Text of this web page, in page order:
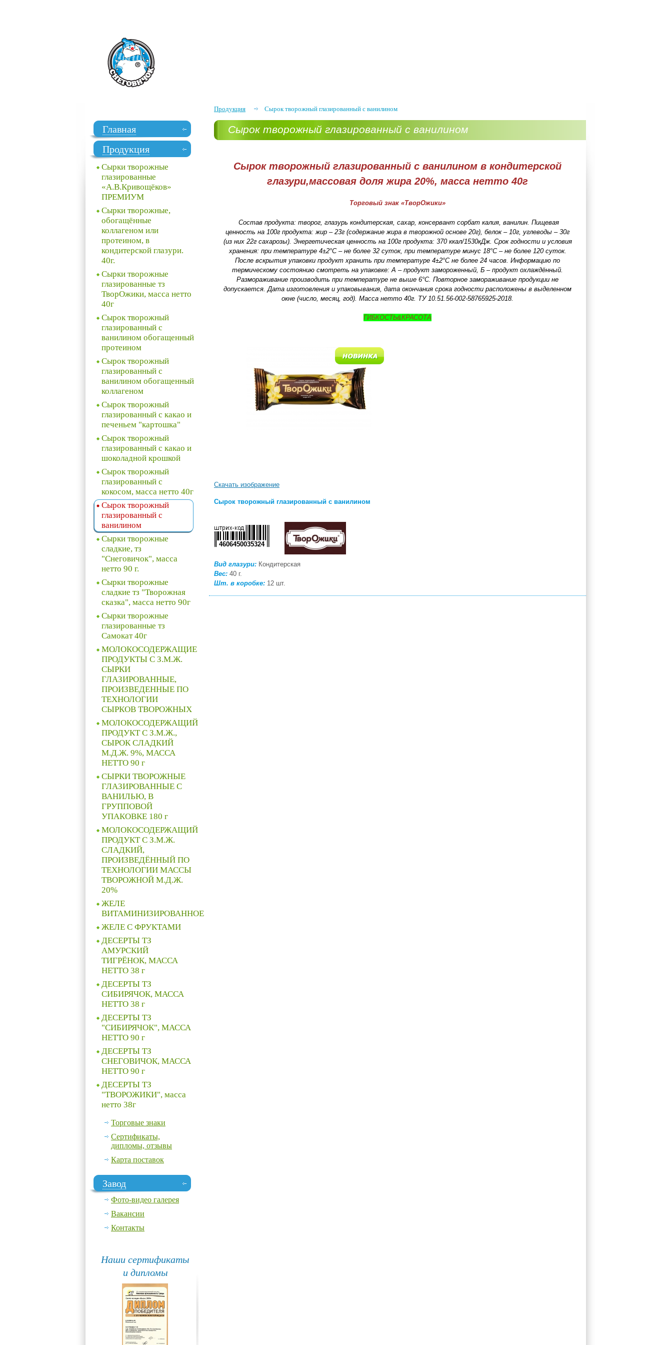
Продукция Сырок творожный глазированный с ванилином
Сырок творожный глазированный с ванилином
Сырок творожный глазированный с ванилином в кондитерской
глазури,массовая доля жира 20%, масса нетто 40г
Торговый знак «ТворОжики»
Состав продукта: творог, глазурь кондитерская, сахар, консервант сорбат калия, ванилин. Пищевая
ценность на 100г продукта: жир – 23г (содержание жира в творожной основе 20г), белок – 10г, углеводы – 30г
(из них 22г сахарозы). Энергетическая ценность на 100г продукта: 370 ккал/1530кДж. Срок годности и условия
хранения: при температуре 4±2°С – не более 32 суток, при температуре минус 18°С – не более 120 суток.
После вскрытия упаковки продукт хранить при температуре 4±2°С не более 24 часов. Информацию по
термическому состоянию смотреть на упаковке: А – продукт замороженный, Б – продукт охлаждённый.
Размораживание производить при температуре не выше 6°C. Повторное замораживание продукции не
допускается. Дата изготовления и упаковывания, дата окончания срока годности расположены в выделенном
окне (число, месяц, год). Масса нетто 40г. ТУ 10.51.56-002-58765925-2018.
ГИБКОСТЬ&КРАСОТА
Скачать изображение
Сырок творожный глазированный с ванилином
4606450035324
Вид глазури: Кондитерская
Вес: 40 г.
Шт. в коробке: 12 шт.
Главная
Продукция
Сырки творожные
глазированные
«А.В.Кривощёков»
ПРЕМИУМ
Сырки творожные,
обогащённые
коллагеном или
протеином, в
кондитерской глазури.
40г.
Сырки творожные
глазированные тз
ТворОжики, масса нетто
40г
Сырок творожный
глазированный с
ванилином обогащенный
протеином
Сырок творожный
глазированный с
ванилином обогащенный
коллагеном
Сырок творожный
глазированный с какао и
печеньем "картошка"
Сырок творожный
глазированный с какао и
шоколадной крошкой
Сырок творожный
глазированный с
кокосом, масса нетто 40г
Сырок творожный
глазированный с
ванилином
Сырки творожные
сладкие, тз
"Снеговичок", масса
нетто 90 г.
Сырки творожные
сладкие тз "Творожная
сказка", масса нетто 90г
Сырки творожные
глазированные тз
Самокат 40г
МОЛОКОСОДЕРЖАЩИЕ
ПРОДУКТЫ С З.М.Ж.
СЫРКИ
ГЛАЗИРОВАННЫЕ,
ПРОИЗВЕДЕННЫЕ ПО
ТЕХНОЛОГИИ
СЫРКОВ ТВОРОЖНЫХ
МОЛОКОСОДЕРЖАЩИЙ
ПРОДУКТ С З.М.Ж.,
СЫРОК СЛАДКИЙ
М.Д.Ж. 9%, МАССА
НЕТТО 90 г
СЫРКИ ТВОРОЖНЫЕ
ГЛАЗИРОВАННЫЕ С
ВАНИЛЬЮ, В
ГРУППОВОЙ
УПАКОВКЕ 180 г
МОЛОКОСОДЕРЖАЩИЙ
ПРОДУКТ С З.М.Ж.
СЛАДКИЙ,
ПРОИЗВЕДЁННЫЙ ПО
ТЕХНОЛОГИИ МАССЫ
ТВОРОЖНОЙ М.Д.Ж.
20%
ЖЕЛЕ
ВИТАМИНИЗИРОВАННОЕ
ЖЕЛЕ C ФРУКТАМИ
ДЕСЕРТЫ ТЗ
АМУРСКИЙ
ТИГРЁНОК, МАССА
НЕТТО 38 г
ДЕСЕРТЫ ТЗ
СИБИРЯЧОК, МАССА
НЕТТО 38 г
ДЕСЕРТЫ ТЗ
"СИБИРЯЧОК", МАССА
НЕТТО 90 г
ДЕСЕРТЫ ТЗ
СНЕГОВИЧОК, МАССА
НЕТТО 90 г
ДЕСЕРТЫ ТЗ
"ТВОРОЖИКИ", масса
нетто 38г
Торговые знаки
Сертификаты,
дипломы, отзывы
Карта поставок
Завод
Фото-видео галерея
Вакансии
Контакты
Наши сертификаты
и дипломы